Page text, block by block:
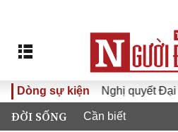
Dòng sự kiện
Đưa Nghị quyết Đại hội
ĐỜI SỐNG Cần biết